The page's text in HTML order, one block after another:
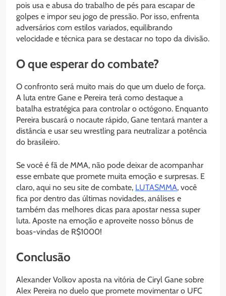
pois usa e abusa do trabalho de pés para escapar de
golpes e impor seu jogo de pressão. Por isso, enfrenta
adversários com estilos variados, equilibrando
velocidade e técnica para se destacar no topo da divisão.
O que esperar do combate?
O confronto será muito mais do que um duelo de força.
A luta entre Gane e Pereira terá como destaque a
batalha estratégica para controlar o octógono. Enquanto
Pereira buscará o nocaute rápido, Gane tentará manter a
distância e usar seu wrestling para neutralizar a potência
do brasileiro.
Se você é fã de MMA, não pode deixar de acompanhar
esse embate que promete muita emoção e surpresas. E
claro, aqui no seu site de combate, LUTASMMA, você
fica por dentro das últimas novidades, análises e
também das melhores dicas para apostar nessa super
luta. Aposte na emoção e aproveite nosso bônus de
boas-vindas de R$1000!
Conclusão
Alexander Volkov aposta na vitória de Ciryl Gane sobre
Alex Pereira no duelo que promete movimentar o UFC